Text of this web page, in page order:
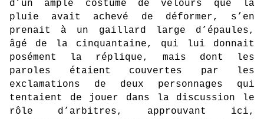
d’un ample costume de velours que la
pluie avait achevé de déformer, s’en
prenait à un gaillard large d’épaules,
âgé de la cinquantaine, qui lui donnait
posément la réplique, mais dont les
paroles étaient couvertes par les
exclamations de deux personnages qui
tentaient de jouer dans la discussion le
rôle d’arbitres, approuvant ici,